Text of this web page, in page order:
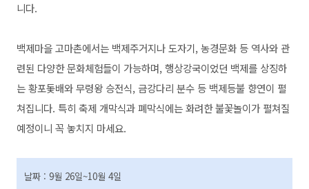
니다.
백제마을 고마촌에서는 백제주거지나 도자기, 농경문화 등 역사와 관
련된 다양한 문화체험들이 가능하며, 행상강국이었던 백제를 상징하
는 황포돛배와 무령왕 승전식, 금강다리 분수 등 백제등불 향연이 펼
쳐집니다. 특히 축제 개막식과 폐막식에는 화려한 불꽃놀이가 펼쳐질
예정이니 꼭 놓치지 마세요.
날짜 : 9월 26일~10월 4일